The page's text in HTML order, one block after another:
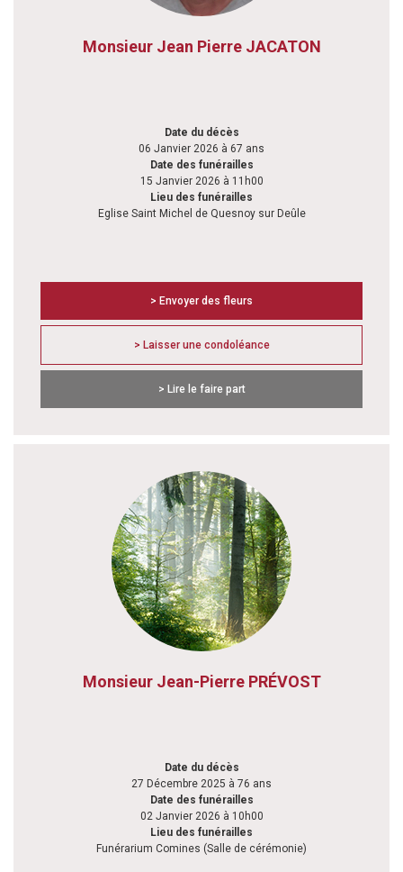
Monsieur Jean Pierre JACATON
Date du décès
06 Janvier 2026 à 67 ans
Date des funérailles
15 Janvier 2026 à 11h00
Lieu des funérailles
Eglise Saint Michel de Quesnoy sur Deûle
> Envoyer des fleurs
> Laisser une condoléance
> Lire le faire part
Monsieur Jean-Pierre PRÉVOST
Date du décès
27 Décembre 2025 à 76 ans
Date des funérailles
02 Janvier 2026 à 10h00
Lieu des funérailles
Funérarium Comines (Salle de cérémonie)